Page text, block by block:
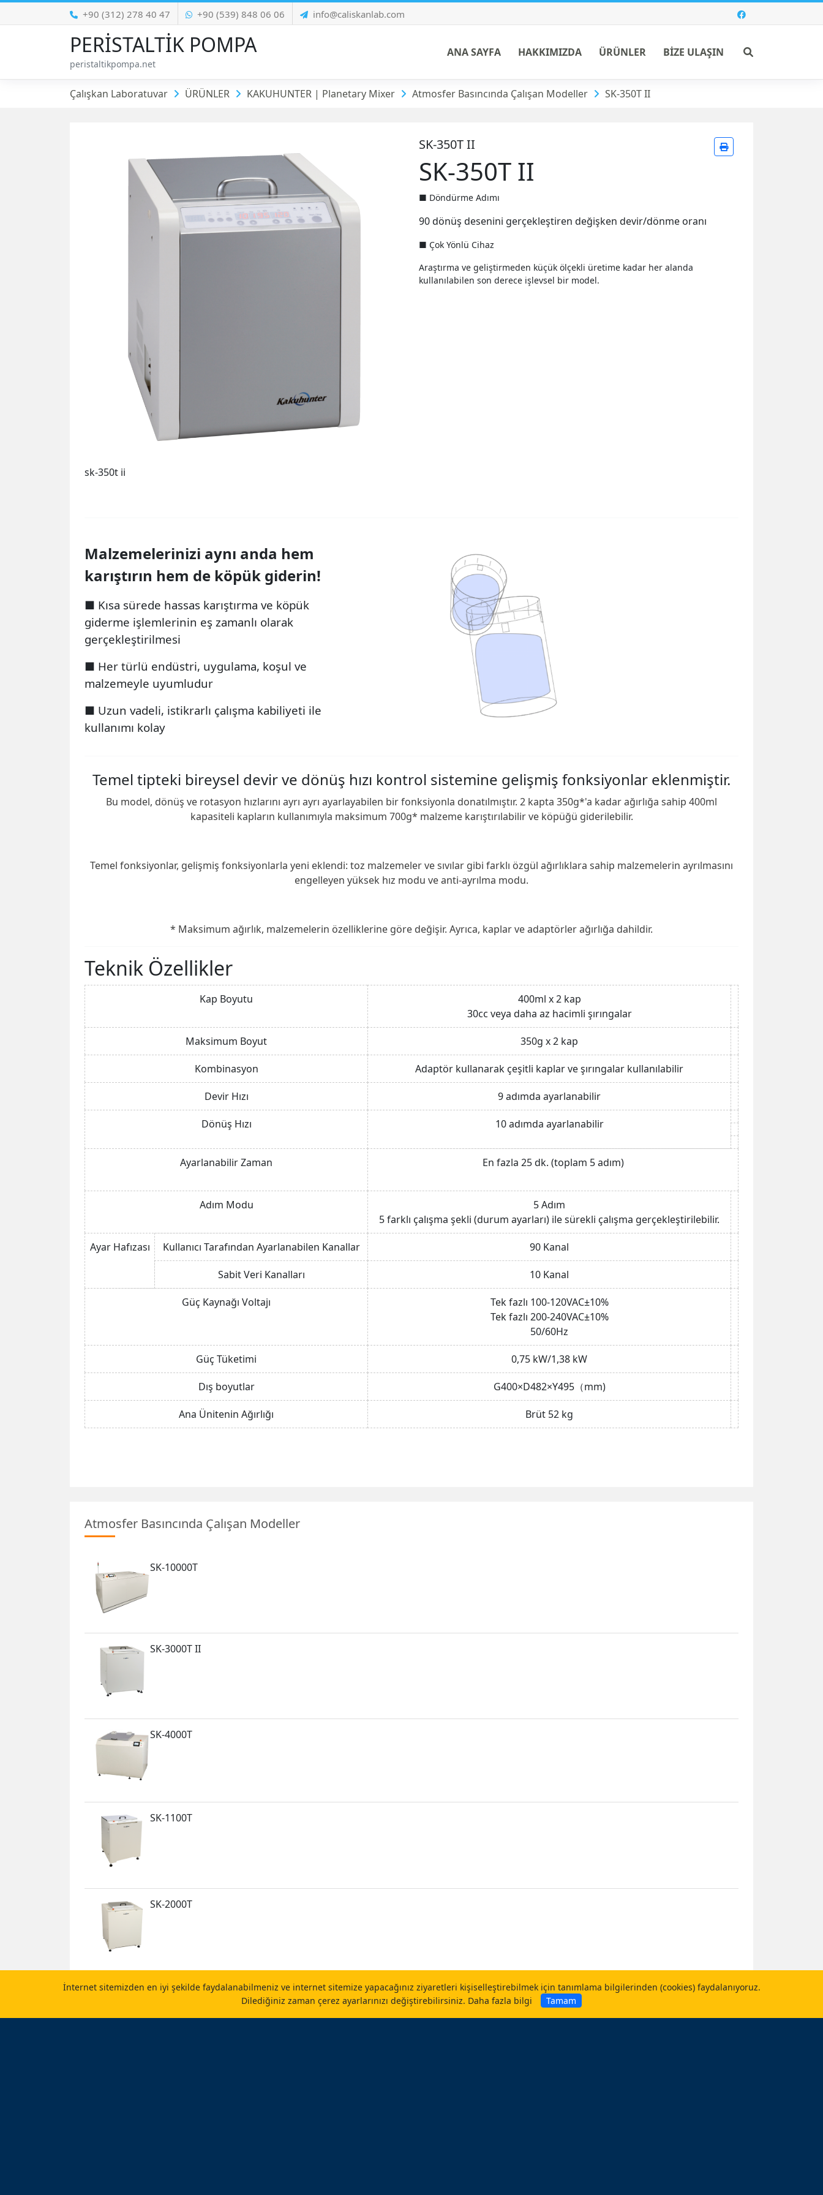
PERİSTALTİK
POMPA
peristaltikpompa.net
+90 (312) 278 40 47 +90 (539) 848 06 06 info@caliskanlab.com
PERİSTALTİK POMPA
peristaltikpompa.net
ANA SAYFA HAKKIMIZDA ÜRÜNLER BİZE ULAŞIN
Atmosfer Basıncında Çalışan Modeller
Çalışkan Laboratuvar ÜRÜNLER KAKUHUNTER | Planetary Mixer Atmosfer Basıncında Çalışan Modeller SK-350T II
sk-350t ii
SK-350T II
SK-350T II
■ Döndürme Adımı
90 dönüş desenini gerçekleştiren değişken devir/dönme oranı
■ Çok Yönlü Cihaz
Araştırma ve geliştirmeden küçük ölçekli üretime kadar her alanda
kullanılabilen son derece işlevsel bir model.
Malzemelerinizi aynı anda hem
karıştırın hem de köpük giderin!
■ Kısa sürede hassas karıştırma ve köpük
giderme işlemlerinin eş zamanlı olarak
gerçekleştirilmesi
■ Her türlü endüstri, uygulama, koşul ve
malzemeyle uyumludur
■ Uzun vadeli, istikrarlı çalışma kabiliyeti ile
kullanımı kolay
Temel tipteki bireysel devir ve dönüş hızı kontrol sistemine gelişmiş fonksiyonlar eklenmiştir.
Bu model, dönüş ve rotasyon hızlarını ayrı ayrı ayarlayabilen bir fonksiyonla donatılmıştır. 2 kapta 350g*'a kadar ağırlığa sahip 400ml
kapasiteli kapların kullanımıyla maksimum 700g* malzeme karıştırılabilir ve köpüğü giderilebilir.
Temel fonksiyonlar, gelişmiş fonksiyonlarla yeni eklendi: toz malzemeler ve sıvılar gibi farklı özgül ağırlıklara sahip malzemelerin ayrılmasını
engelleyen yüksek hız modu ve anti-ayrılma modu.
* Maksimum ağırlık, malzemelerin özelliklerine göre değişir. Ayrıca, kaplar ve adaptörler ağırlığa dahildir.
Teknik Özellikler
Kap Boyutu
400ml x 2 kap
30cc veya daha az hacimli şırıngalar
Maksimum Boyut 350g x 2 kap
Kombinasyon Adaptör kullanarak çeşitli kaplar ve şırıngalar kullanılabilir
Devir Hızı 9 adımda ayarlanabilir
Dönüş Hızı 10 adımda ayarlanabilir
Ayarlanabilir Zaman En fazla 25 dk. (toplam 5 adım)
Adım Modu
5 Adım
5 farklı çalışma şekli (durum ayarları) ile sürekli çalışma gerçekleştirilebilir.
Ayar Hafızası Kullanıcı Tarafından Ayarlanabilen Kanallar 90 Kanal
Sabit Veri Kanalları 10 Kanal
Güç Kaynağı Voltajı
Tek fazlı 100-120VAC±10%
Tek fazlı 200-240VAC±10%
50/60Hz
Güç Tüketimi 0,75 kW/1,38 kW
Dış boyutlar G400×D482×Y495（mm)
Ana Ünitenin Ağırlığı Brüt 52 kg
Atmosfer Basıncında Çalışan Modeller
SK-10000T
SK-3000T II
SK-4000T
SK-1100T
SK-2000T
SK-350T II
İnternet sitemizden en iyi şekilde faydalanabilmeniz ve internet sitemize yapacağınız ziyaretleri kişiselleştirebilmek için tanımlama bilgilerinden (cookies) faydalanıyoruz.
Dilediğiniz zaman çerez ayarlarınızı değiştirebilirsiniz. Daha fazla bilgi Tamam